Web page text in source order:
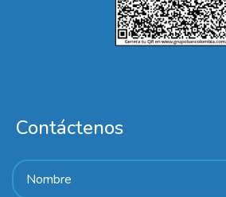
Contáctenos